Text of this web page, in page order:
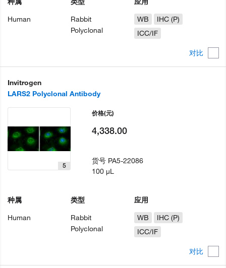
对比
Human
Rabbit
Polyclonal
WB
IHC (P)
ICC/IF
Invitrogen
LARS2 Polyclonal Antibody
对比
5
种属
Human
类型
Rabbit
Polyclonal
应用
WB
IHC (P)
ICC/IF
价格(元)
4,338.00
货号 PA5-22086
100 µL